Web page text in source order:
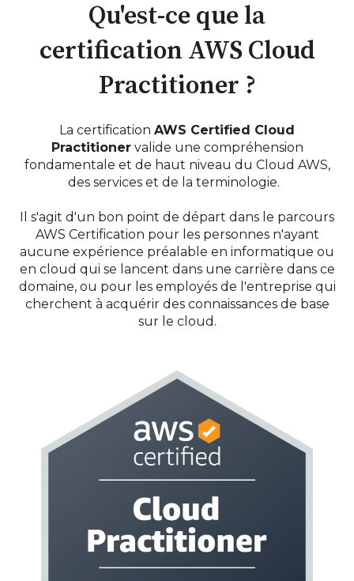
Qu'est-ce que la
certification AWS Cloud
Practitioner ?
La certification AWS Certified Cloud
Practitionervalide une compréhension
fondamentale et de haut niveau du Cloud AWS,
des services et de la terminologie.
Il s'agit d'un bon point de départ dans le parcours
AWS Certification pour les personnes n'ayant
aucune expérience préalable en informatique ou
en cloud qui se lancent dans une carrière dans ce
domaine, ou pour les employés de l'entreprise qui
cherchent à acquérir des connaissances de base
sur le cloud.